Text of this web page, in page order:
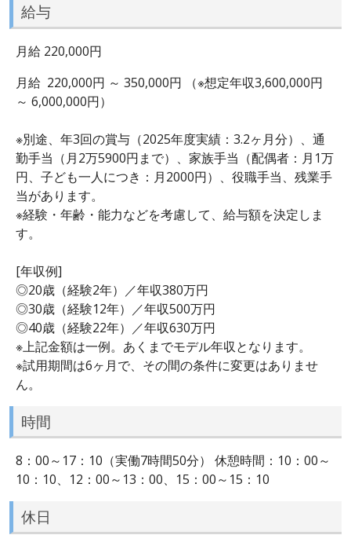
給与
月給 220,000円
月給 220,000円 ～ 350,000円 （※想定年収3,600,000円
～ 6,000,000円）
※別途、年3回の賞与（2025年度実績：3.2ヶ月分）、通
勤手当（月2万5900円まで）、家族手当（配偶者：月1万
円、子ども一人につき：月2000円）、役職手当、残業手
当があります。
※経験・年齢・能力などを考慮して、給与額を決定しま
す。
[年収例]
◎20歳（経験2年）／年収380万円
◎30歳（経験12年）／年収500万円
◎40歳（経験22年）／年収630万円
※上記金額は一例。あくまでモデル年収となります。
※試用期間は6ヶ月で、その間の条件に変更はありませ
ん。
時間
8：00～17：10（実働7時間50分） 休憩時間：10：00～
10：10、12：00～13：00、15：00～15：10
休日